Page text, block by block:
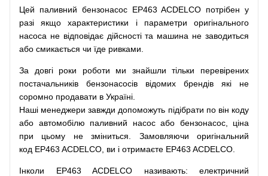
Цей паливний бензонасосEP463 ACDELCO потрібен у
разі
якщо характеристики і параметри
оригінального
насоса не відповідає дійсності та машина не заводиться
або смикається чи їде ривками
За довгі роки роботи ми знайшли тільки
перевірених
постачальників
бензонасосів відомих брендів які
не
соромно продавати в Україні.
Наші менеджери завжди допоможуть підібрати по він коду
або автомобілю паливний насос або бензонасос,
ціна
при
цьому не зміниться Замовляючи
оригінальний
код EP463 ACDELCO, ви і отримаєте EP463 ACDELCO.
Інколи EP463 ACDELCO називають:
електричний